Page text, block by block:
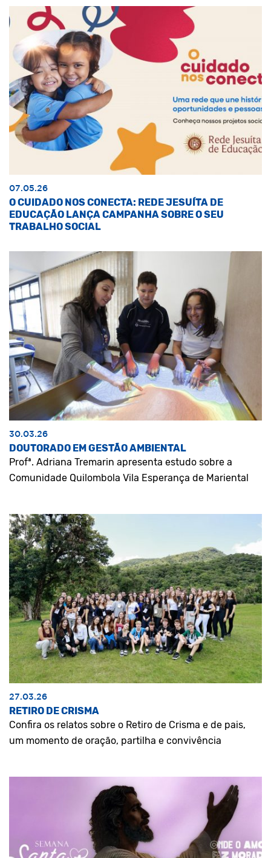
07.05.26
O CUIDADO NOS CONECTA: REDE JESUÍTA DE
EDUCAÇÃO LANÇA CAMPANHA SOBRE O SEU
TRABALHO SOCIAL
30.03.26
DOUTORADO EM GESTÃO AMBIENTAL
Profª. Adriana Tremarin apresenta estudo sobre a
Comunidade Quilombola Vila Esperança de Mariental
27.03.26
RETIRO DE CRISMA
Confira os relatos sobre o Retiro de Crisma e de pais,
um momento de oração, partilha e convivência